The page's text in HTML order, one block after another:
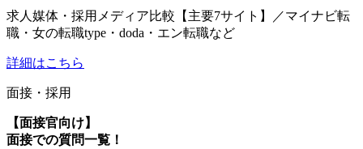
求人媒体・採用メディア比較【主要7サイト】／マイナビ転
職・女の転職type・doda・エン転職など
詳細はこちら
面接・採用
【面接官向け】
面接での質問一覧！